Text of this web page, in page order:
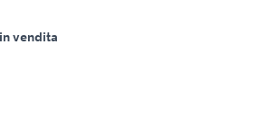
vendita